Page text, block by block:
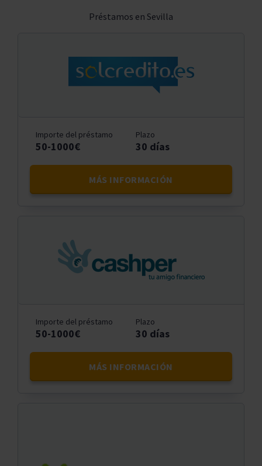
Préstamos en Sevilla
Importe del préstamo
50-1000€
Plazo
30 días
MÁS INFORMACIÓN
Importe del préstamo
50-1000€
Plazo
30 días
MÁS INFORMACIÓN